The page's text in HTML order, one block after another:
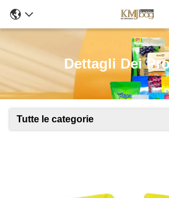
Dettagli Dei
Tutte le categorie